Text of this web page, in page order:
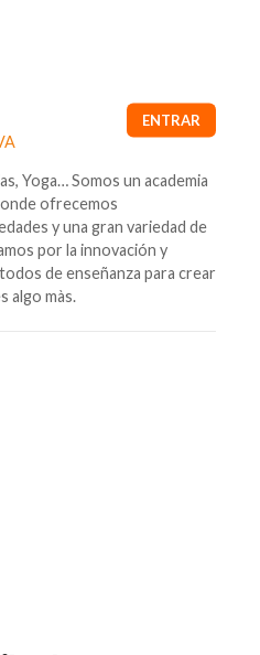
Yoga… Somos un academia
ofrecemos
y una gran variedad de
por la innovación y
de enseñanza para crear
algo màs.